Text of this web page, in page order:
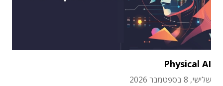
Physical AI
שלישי, 8 בספטמבר 2026